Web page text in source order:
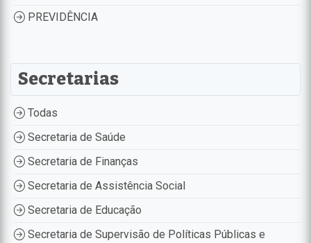
PREVIDÊNCIA
Secretarias
Todas
Secretaria de Saúde
Secretaria de Finanças
Secretaria de Assistência Social
Secretaria de Educação
Secretaria de Supervisão de Políticas Públicas e